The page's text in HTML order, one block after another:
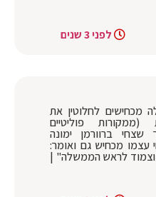
לפני 3 שנים
לחלוטין את
פוליטיים
שצחי ברוורמן ימונה
עצמו מכחיש גם ואומר:
וצמוד לראש הממשלה" |